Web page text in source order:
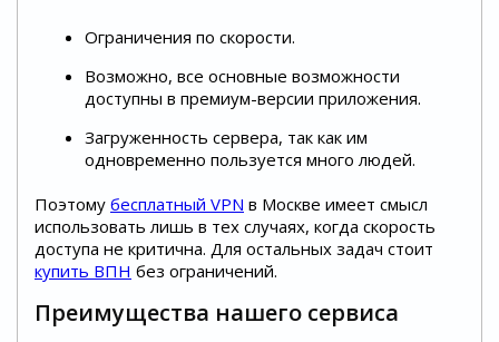
Ограничения по скорости.
Возможно, все основные возможности
доступны в премиум-версии приложения.
Загруженность сервера, так как им
одновременно пользуется много людей.
Поэтому бесплатный VPN в Москве имеет смысл
использовать лишь в тех случаях, когда скорость
доступа не критична. Для остальных задач стоит
купить ВПН без ограничений.
Преимущества нашего сервиса